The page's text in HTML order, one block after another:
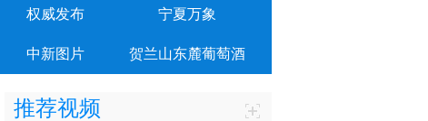
权威发布 宁夏万象
中新图片 贺兰山东麓葡萄酒
推荐视频